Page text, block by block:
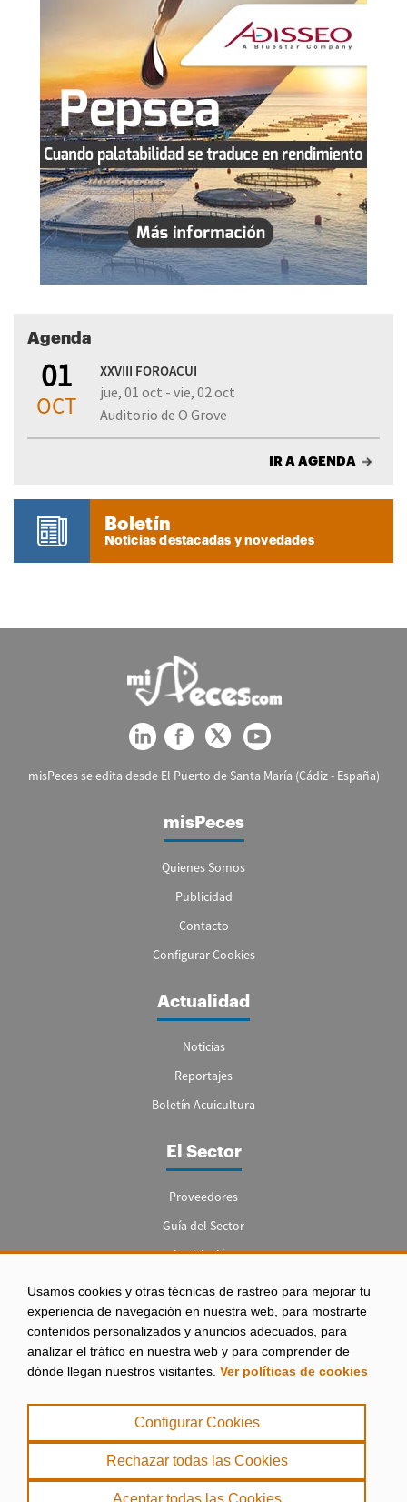
Usamos cookies y otras técnicas de rastreo para mejorar tu
experiencia de navegación en nuestra web, para mostrarte
contenidos personalizados y anuncios adecuados, para
analizar el tráfico en nuestra web y para comprender de
dónde llegan nuestros visitantes. Ver políticas de cookies
Configurar Cookies
Rechazar todas las Cookies
Aceptar todas las Cookies
Agenda
01
OCT
XXVIII FOROACUI
jue, 01 oct - vie, 02 oct
Auditorio de O Grove
IR A AGENDA
Boletín
Noticias destacadas y novedades
misPeces se edita desde El Puerto de Santa María (Cádiz - España)
misPeces
Quienes Somos
Publicidad
Contacto
Configurar Cookies
Actualidad
Noticias
Reportajes
Boletín Acuicultura
El Sector
Proveedores
Guía del Sector
Legislación
Empleo
Aviso legal
|
Política de Privacidad
|